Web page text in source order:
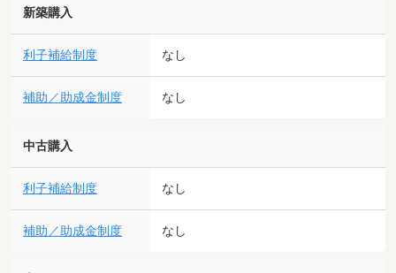
新築購入
利子補給制度 なし
補助／助成金制度 なし
中古購入
利子補給制度 なし
補助／助成金制度 なし